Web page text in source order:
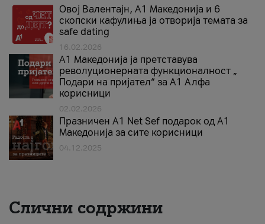
Овој Валентајн, A1 Македонија и 6
скопски кафулиња ја отворија темата за
safe dating
16.02.2026
А1 Македонија ја претставува
револуционерната функционалност „
Подари на пријател“ за А1 Алфа
корисници
02.02.2026
Празничен A1 Net Sеf подарок од А1
Македонија за сите корисници
04.12.2025
Слични содржини